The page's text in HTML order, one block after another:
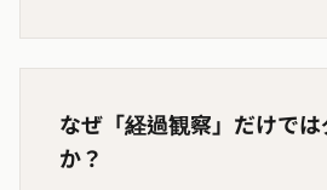
なぜ「経過観察」だけで
か？